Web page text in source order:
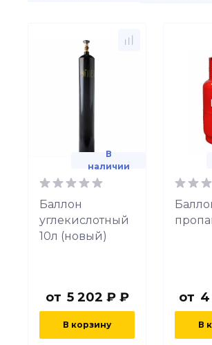
В
наличии
Баллон
углекислотный
10л (новый)
от 5 202 ₽ ₽
В корзину
от
В